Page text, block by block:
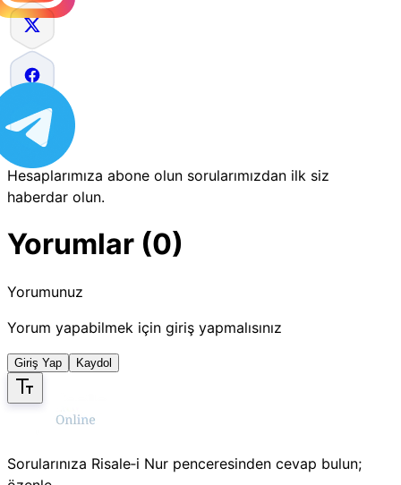
Hesaplarımıza abone olun sorularımızdan ilk siz
haberdar olun.
Yorumlar (0)
Yorumunuz
Yorum yapabilmek için giriş yapmalısınız
Giriş Yap Kaydol
Sorularınıza Risale‑i Nur penceresinden cevap bulun;